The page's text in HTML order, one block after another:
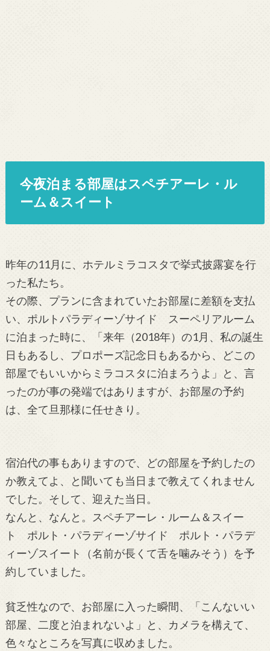
今夜泊まる部屋はスペチアーレ・ル
ーム＆スイート
昨年の11月に、ホテルミラコスタで挙式披露宴を行
った私たち。
その際、プランに含まれていたお部屋に差額を支払
い、ポルトパラディーゾサイド スーペリアルーム
に泊まった時に、「来年（2018年）の1月、私の誕生
日もあるし、プロポーズ記念日もあるから、どこの
部屋でもいいからミラコスタに泊まろうよ」と、言
ったのが事の発端ではありますが、お部屋の予約
は、全て旦那様に任せきり。
宿泊代の事もありますので、どの部屋を予約したの
か教えてよ、と聞いても当日まで教えてくれません
でした。そして、迎えた当日。
なんと、なんと。スペチアーレ・ルーム＆スイー
ト ポルト・パラディーゾサイド ポルト・パラデ
ィーゾスイート（名前が長くて舌を噛みそう）を予
約していました。
貧乏性なので、お部屋に入った瞬間、「こんないい
部屋、二度と泊まれないよ」と、カメラを構えて、
色々なところを写真に収めました。